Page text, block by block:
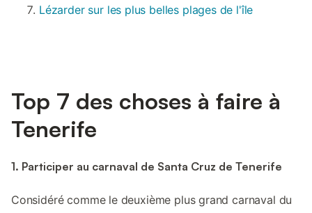
Lézarder sur les plus belles plages de l'île
Top 7 des choses à faire à
Tenerife
1. Participer au carnaval de Santa Cruz de Tenerife
Considéré comme le deuxième plus grand carnaval du